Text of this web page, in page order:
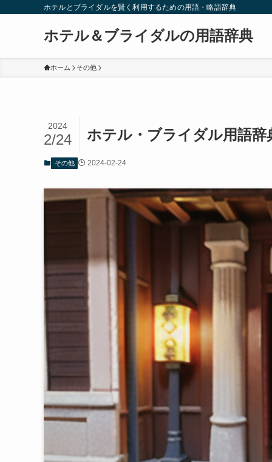
ホテルとブライダルを賢く利用するための用語・略語辞典
ホテル＆ブライダルの用語辞典
ホーム その他
ホテル・ブライダル用語
2024
2/24
その他 2024-02-24